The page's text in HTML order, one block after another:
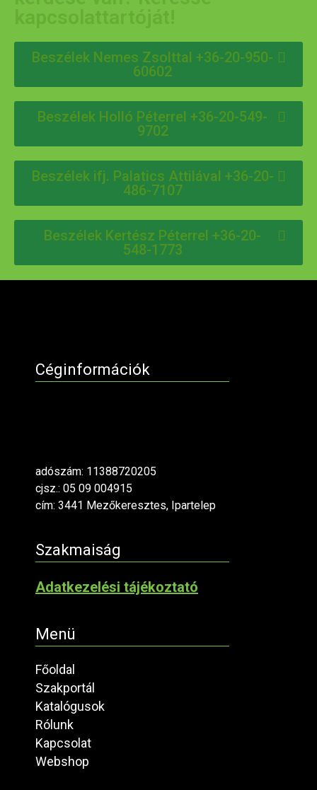
Beszélek Nemes Zsolttal +36-20-950-
60602
Beszélek Holló Péterrel +36-20-549-
9702
Beszélek ifj. Palatics Attilával +36-20-
486-7107
Beszélek Kertész Péterrel +36-20-
548-1773
Céginformációk
adószám: 11388720205
cjsz.: 05 09 004915
cím: 3441 Mezőkeresztes, Ipartelep
Szakmaiság
Adatkezelési tájékoztató
Menü
Főoldal
Szakportál
Katalógusok
Rólunk
Kapcsolat
Webshop